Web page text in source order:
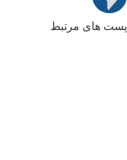
پست های مرتبط